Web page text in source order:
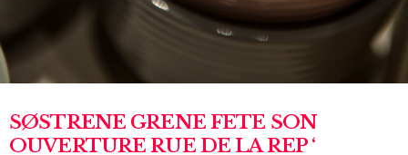
SØSTRENE GRENE FETE SON
OUVERTURE RUE DE LA REP ‘